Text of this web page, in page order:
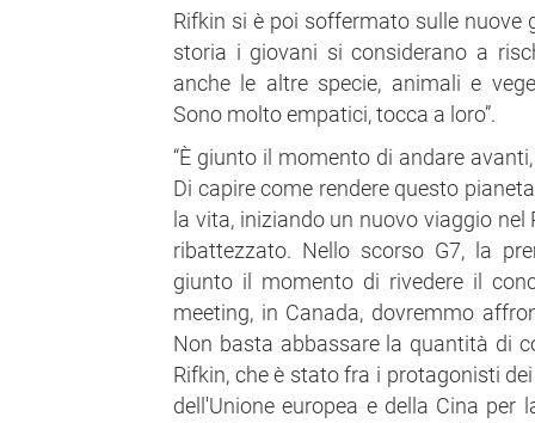
Rifkin si è poi soffermato sulle nuove
storia i giovani si considerano a
anche le altre specie, animali e
Sono molto empatici, tocca a loro”.
“È giunto il momento di andare
Di capire come rendere questo
la vita, iniziando un nuovo viaggio
ribattezzato. Nello scorso G7, la
giunto il momento di rivedere il
meeting, in Canada, dovremmo
Non basta abbassare la quantità di
Rifkin, che è stato fra i protagonisti
dell'Unione europea e della Cina per